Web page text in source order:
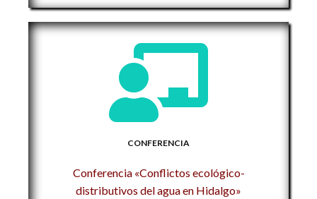
CONFERENCIA
Conferencia «Conflictos ecológico-
distributivos del agua en Hidalgo»